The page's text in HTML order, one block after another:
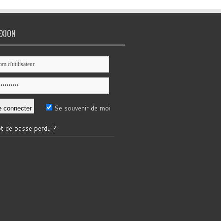
Se souvenir de moi
de passe perdu ?